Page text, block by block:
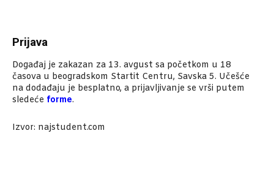
Prijava
Događaj je zakazan za 13. avgust sa početkom u 18
časova u beogradskom Startit Centru, Savska 5. Učešće
na dodađaju je besplatno, a prijavljivanje se vrši putem
sledeće forme.
Izvor: najstudent.com